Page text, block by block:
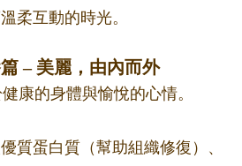
柔互動的時光。
– 美麗，由內而外
康的身體與愉悅的心情。
優質蛋白質（幫助組織修復）、